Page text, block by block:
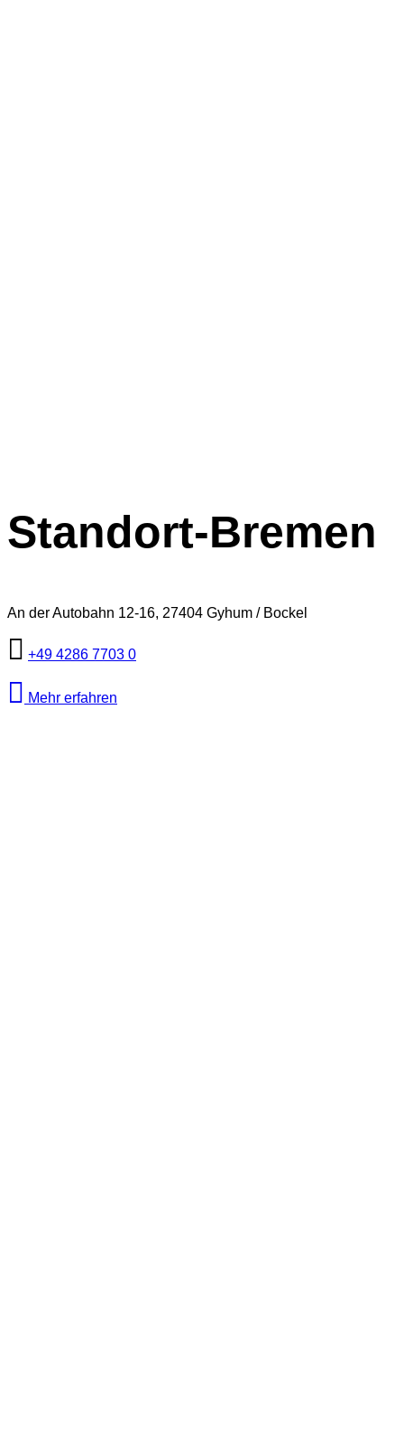
Standort-Bremen
An der Autobahn 12-16, 27404 Gyhum / Bockel
+49 4286 7703 0
Mehr erfahren